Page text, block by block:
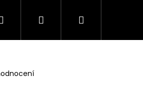
Doplňky HYDRA
Hledat PřihlášeníNákupní